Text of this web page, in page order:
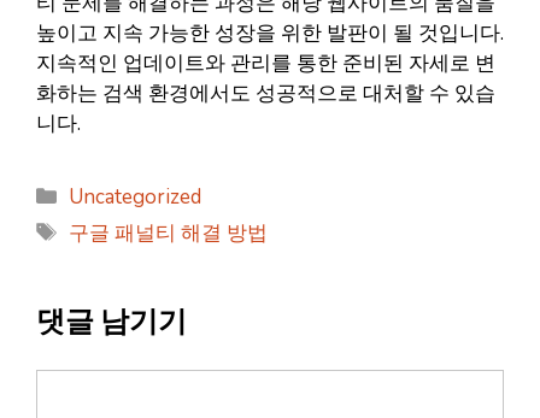
높이고 지속 가능한 성장을 위한 발판이 될 것입니다.
지속적인 업데이트와 관리를 통한 준비된 자세로 변
화하는 검색 환경에서도 성공적으로 대처할 수 있습
니다.
카
테
Uncategorized
태
구글 패널티 해결 방법
댓글 남기기